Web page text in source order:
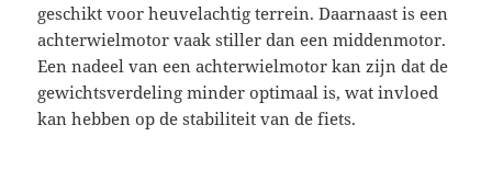
geschikt voor heuvelachtig terrein. Daarnaast is een
achterwielmotor vaak stiller dan een middenmotor.
Een nadeel van een achterwielmotor kan zijn dat de
gewichtsverdeling minder optimaal is, wat invloed
kan hebben op de stabiliteit van de fiets.